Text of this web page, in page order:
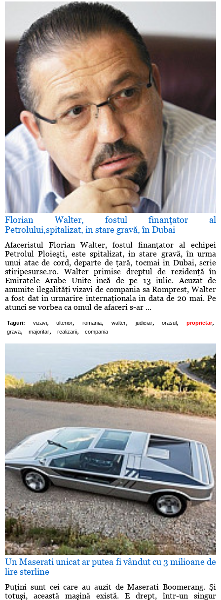
Florian Walter, fostul finanţator al
Petrolului,spitalizat, in stare gravă, în Dubai
Afaceristul Florian Walter, fostul finanţator al echipei
Petrolul Ploieşti, este spitalizat, in stare gravă, în urma
unui atac de cord, departe de ţară, tocmai in Dubai, scrie
stiripesurse.ro. Walter primise dreptul de rezidenţă în
Emiratele Arabe Unite incă de pe 13 iulie. Acuzat de
anumite ilegalităţi vizavi de compania sa Romprest, Walter
a fost dat in urmarire internaţionala in data de 20 mai. Pe
atunci se vorbea ca omul de afaceri s-ar ...
Taguri: vizavi, ulterior, romania, walter, judiciar, orasul , proprietar,
grava, majoritar, realizarii, compania
Un Maserati unicat ar putea fi vândut cu 3 milioane de
lire sterline
Puţini sunt cei care au auzit de Maserati Boomerang. Şi
totuşi, această maşină există. E drept, într-un singur